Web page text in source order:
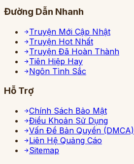
Đường Dẫn Nhanh
Truyện Mới Cập Nhật
Truyện Hot Nhất
Truyện Đã Hoàn Thành
Tiên Hiệp Hay
Ngôn Tình Sắc
Hỗ Trợ
Chính Sách Bảo Mật
Điều Khoản Sử Dụng
Vấn Đề Bản Quyền (DMCA)
Liên Hệ Quảng Cáo
Sitemap